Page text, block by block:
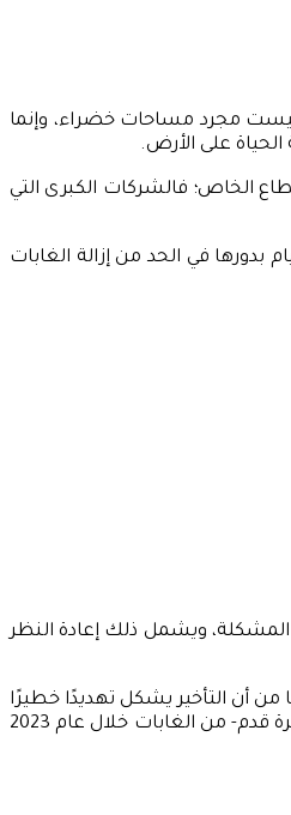
ليست مجرد مساحات خضراء، وإنما
الحياة على الأرض.
الخاص؛ فالشركات الكبرى التي
بدورها في الحد من إزالة الغابات
المشكلة، ويشمل ذلك إعادة النظر
أن التأخير يشكل تهديدًا خطيرًا
لغابات العالم، التي تعاني بالفعل من ضغوط شديدة، كما أفاد تقرير تقييم إعلان الغابات لعام 2024 بأنه تم فقدان 15.74 مليون فدان -أي ما يعادل 9 ملايين ملعب كرة قدم- من الغابات خلال عام 2023